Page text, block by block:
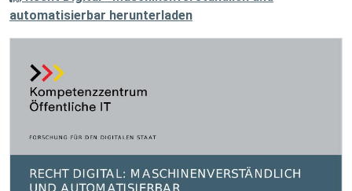
automatisierbar herunterladen